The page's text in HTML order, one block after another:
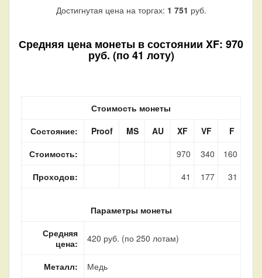
Достигнутая цена на торгах: 1 751 руб.
Средняя цена монеты в состоянии XF: 970
руб. (по 41 лоту)
Стоимость монеты
Состояние:
Proof MS AU XF VF
F
Стоимость:
970 340
160
Проходов:
41 177 31
Параметры монеты
Средняя
цена:
420 руб. (по 250 лотам)
Металл:
Медь